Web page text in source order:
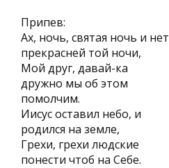
Припев:
Ах, ночь, святая ночь и нет
прекрасней той ночи,
Мой друг, давай-ка
дружно мы об этом
помолчим.
Иисус оставил небо, и
родился на земле,
Грехи, грехи людские
понести чтоб на Себе.